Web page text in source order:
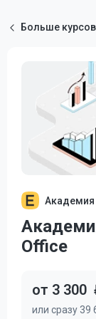
Больше
Office
от 3 300
или сразу 39